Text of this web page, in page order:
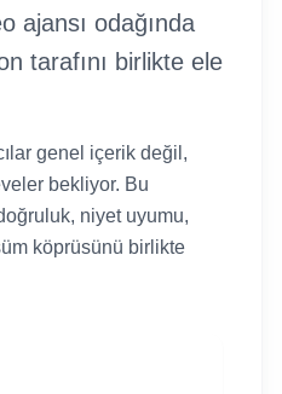
ajansı odağında
tarafını birlikte ele
genel içerik değil,
bekliyor. Bu
niyet uyumu,
köprüsünü birlikte